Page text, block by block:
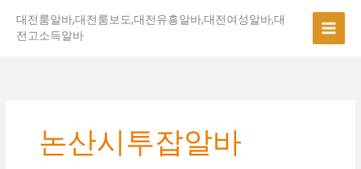
대전룸알바,대전룸보도,대전유흥알바,대전여성알바,대
전고소득알바
논산시투잡알바